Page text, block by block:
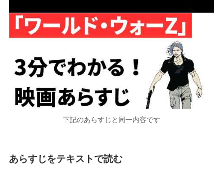
下記のあらすじと同一内容です
あらすじをテキストで読む